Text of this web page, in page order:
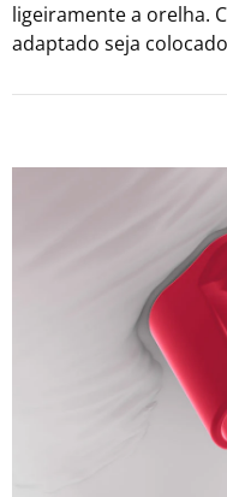
ligeiramente a orelha.
adaptado seja